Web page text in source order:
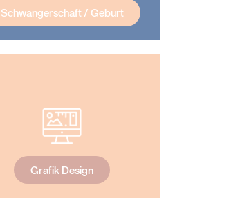
Schwangerschaft / Geburt
Grafik Design